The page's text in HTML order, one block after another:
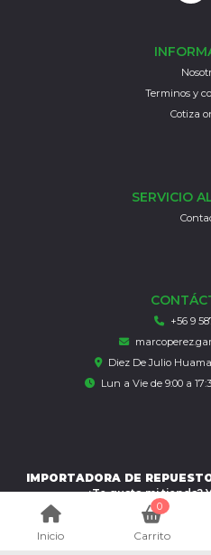
Terminos y
Cotiza
SERVICIO
+56 9
Diez De Julio
Lun a Vie de 9:00 a
IMPORTADORA DE
¿Te gusta mi tienda?
Inicio
0
Carrito